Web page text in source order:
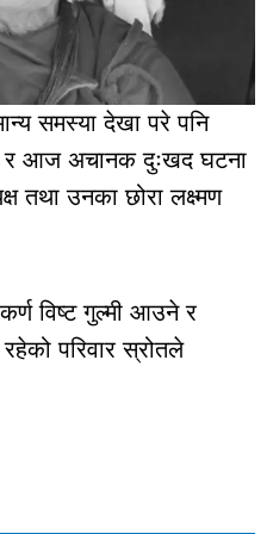
समस्या देखा परे पनि
र आज अचानक दुःखद घटना
तथा उनका छोरा लक्ष्मण
विष्ट गुल्मी आउने र
रहेको परिवार स्रोतले